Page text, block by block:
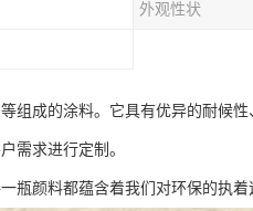
外观性状
组成的涂料。它具有优异的耐候
需求进行定制。
瓶颜料都蕴含着我们对环保的执着